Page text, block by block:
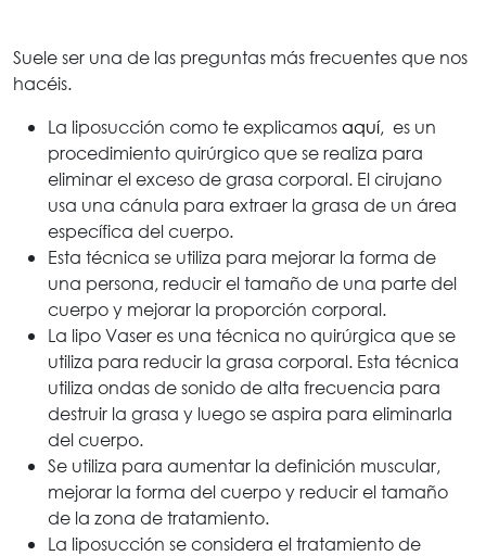
Suele ser una de las preguntas más frecuentes que nos
hacéis.
La liposucción como te explicamosaquí, es un
procedimiento quirúrgico que se realiza para
eliminar el exceso de grasa corporal. El cirujano
usa una cánula para extraer la grasa de un área
específica del cuerpo.
Esta técnica se utiliza para mejorar la forma de
una persona, reducir el tamaño de una parte del
cuerpo y mejorar la proporción corporal.
La lipo Vaser es una técnica no quirúrgica que se
utiliza para reducir la grasa corporal. Esta técnica
utiliza ondas de sonido de alta frecuencia para
destruir la grasa y luego se aspira para eliminarla
del cuerpo.
Se utiliza para aumentar la definición muscular,
mejorar la forma del cuerpo y reducir el tamaño
de la zona de tratamiento.
La liposucción se considera el tratamiento de